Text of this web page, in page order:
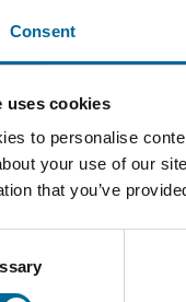
Consent
uses cookies
to personalise
your use of our
that you’ve
år tillbaka ett
återanvändning, där
den slutligen
samtidigt som
resurseffektiv
hållbarhetsarbete.
och effektiv